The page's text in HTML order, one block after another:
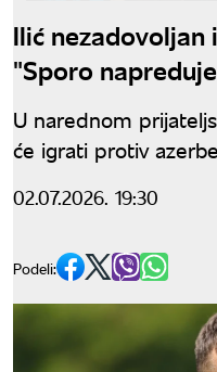
Ilić nezadovoljan
"Sporo
U narednom
će igrati protiv
02.07.2026. 19:30
Podeli: